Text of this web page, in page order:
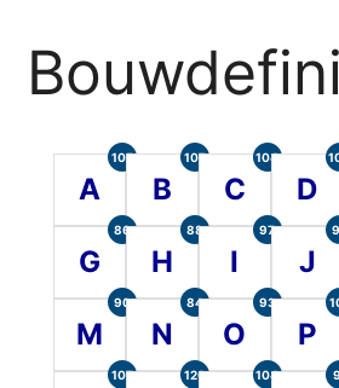
A
105
B
107
C
104
D
G
86
H
88
I
97
J
M
90
N
84
O
93
P
107 120 104